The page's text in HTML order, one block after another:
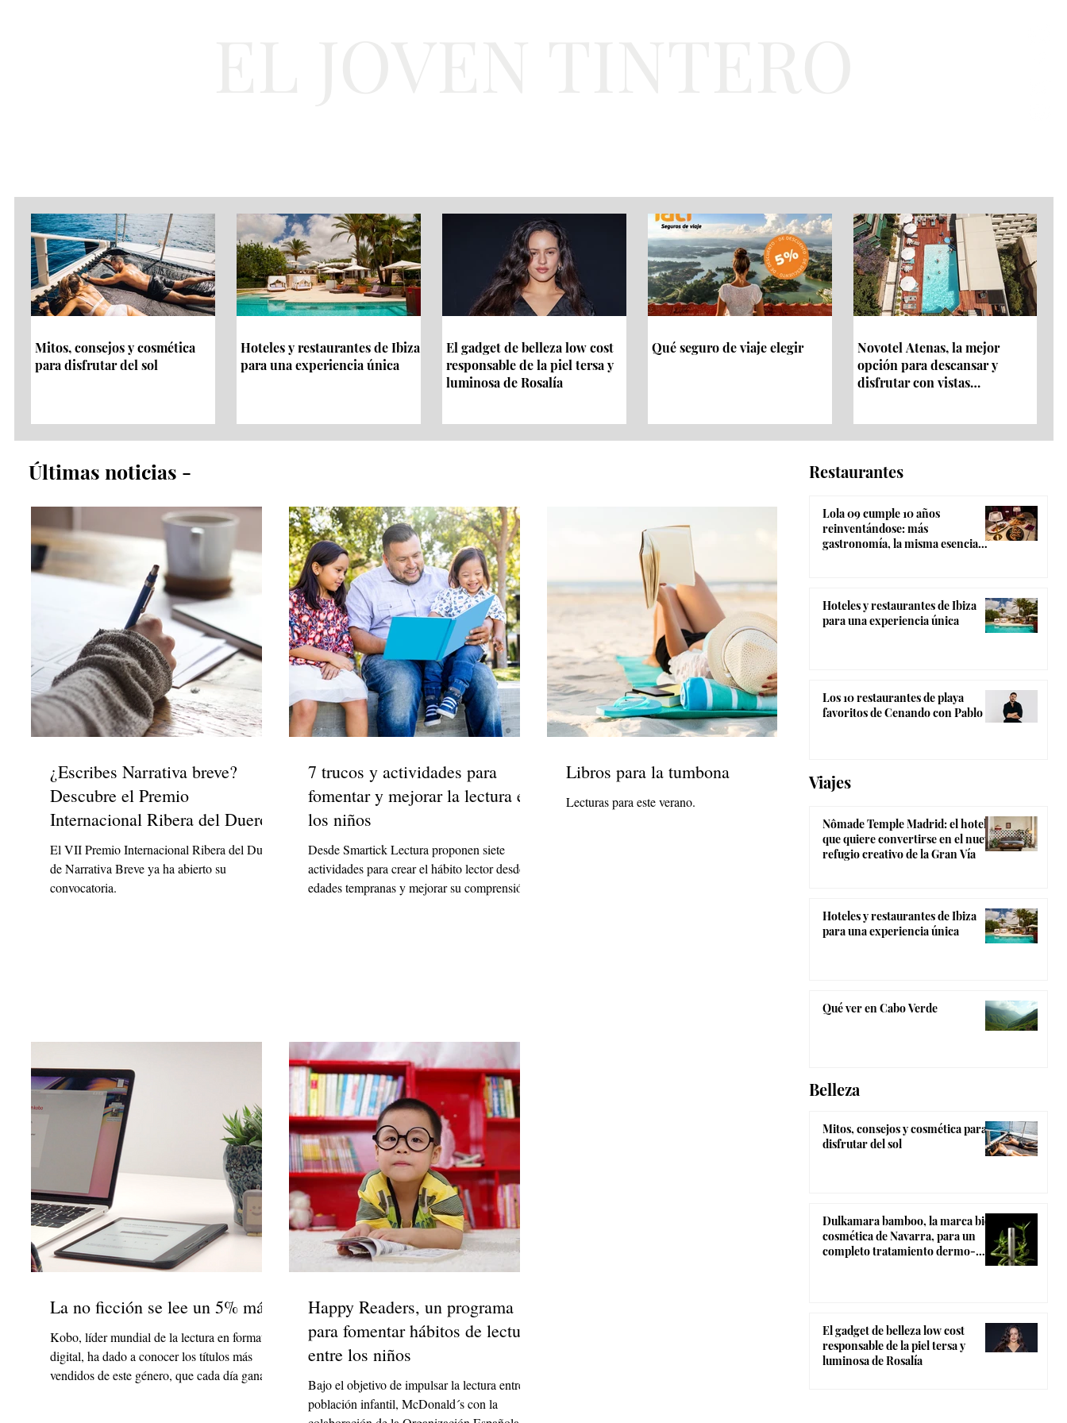
Mitos, consejos y cosmética
para disfrutar del sol
Hoteles y restaurantes de Ibiza
para una experiencia única
El gadget de belleza low cost
responsable de la piel tersa y
luminosa de Rosalía
Qué seguro de viaje elegir
Novotel Atenas, la mejor
opción para descansar y
disfrutar con vistas
​Últimas noticias​ -
¿Escribes Narrativa breve?
Descubre el Premio
Internacional Ribera del Duero
El VII Premio Internacional Ribera del Duero
de Narrativa Breve ya ha abierto su
convocatoria.
7 trucos y actividades para
fomentar y mejorar la lectura en
los niños
Desde Smartick Lectura proponen siete
actividades para crear el hábito lector desde
edades tempranas y mejorar su comprensión
Libros para la tumbona
Lecturas para este verano.
La no ficción se lee un 5% más
Kobo, líder mundial de la lectura en formato
digital, ha dado a conocer los títulos más
vendidos de este género, que cada día gana
Happy Readers, un programa
para fomentar hábitos de lectura
entre los niños
Bajo el objetivo de impulsar la lectura entre la
población infantil, McDonald´s con la
Restaurantes
Lola 09 cumple 10 años
reinventándose: más
gastronomía, la misma esencia
Hoteles y restaurantes de Ibiza
para una experiencia única
Los 10 restaurantes de playa
favoritos de Cenando con Pablo
Viajes
Nômade Temple Madrid: el hotel
que quiere convertirse en el nuevo
refugio creativo de la Gran Vía
Hoteles y restaurantes de Ibiza
para una experiencia única
Qué ver en Cabo Verde
Belleza
Mitos, consejos y cosmética para
disfrutar del sol
Dulkamara bamboo, la marca bio-
cosmética de Navarra, para un
completo tratamiento dermo-
El gadget de belleza low cost
responsable de la piel tersa y
luminosa de Rosalía